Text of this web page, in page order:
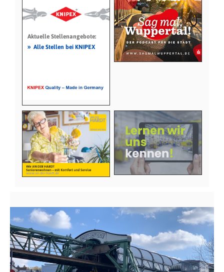
Aktuelle Stellenangebote:
» Alle Stellen bei KNIPEX